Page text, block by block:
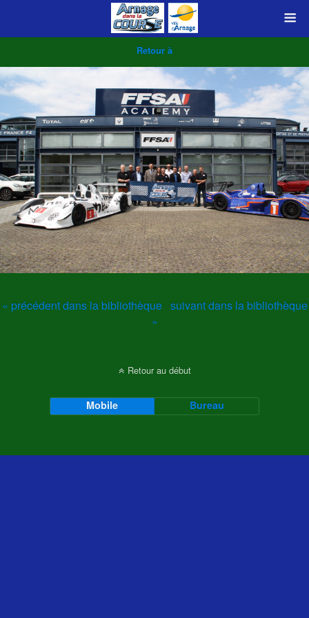
Retour à
« précédent dans la bibliothèque suivant dans la bibliothèque
»
Retour au début
Mobile Bureau